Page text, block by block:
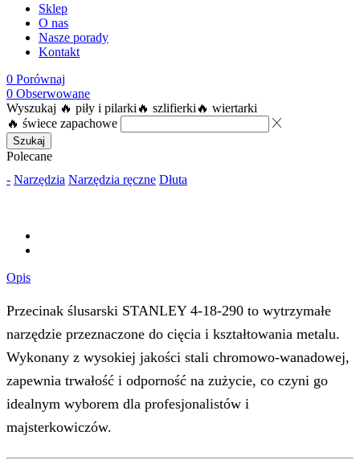
Sklep
O nas
Nasze porady
Kontakt
0 Porównaj
0 Obserwowane
Wyszukaj 🔥 piły i pilarki 🔥 szlifierki 🔥 wiertarki
🔥 świece zapachowe
Szukaj
Polecane
- Narzędzia Narzędzia ręczne Dłuta
Opis
Przecinak ślusarski STANLEY 4-18-290 to wytrzymałe
narzędzie przeznaczone do cięcia i kształtowania metalu.
Wykonany z wysokiej jakości stali chromowo-wanadowej,
zapewnia trwałość i odporność na zużycie, co czyni go
idealnym wyborem dla profesjonalistów i
majsterkowiczów.